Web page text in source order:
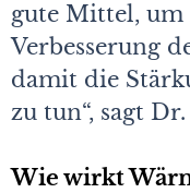
gute Mittel, um
Verbesserung
damit die
zu tun“, sagt
Wie wirkt